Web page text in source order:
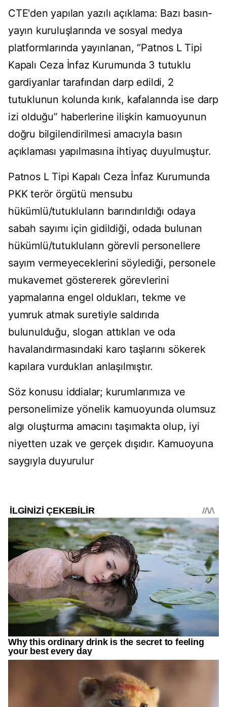
CTE'den yapılan yazılı açıklama: Bazı basın-
yayın kuruluşlarında ve sosyal medya
platformlarında yayınlanan, “Patnos L Tipi
Kapalı Ceza İnfaz Kurumunda 3 tutuklu
gardiyanlar tarafından darp edildi, 2
tutuklunun kolunda kırık, kafalarında ise darp
izi olduğu” haberlerine ilişkin kamuoyunun
doğru bilgilendirilmesi amacıyla basın
açıklaması yapılmasına ihtiyaç duyulmuştur.
Patnos L Tipi Kapalı Ceza İnfaz Kurumunda
PKK terör örgütü mensubu
hükümlü/tutukluların barındırıldığı odaya
sabah sayımı için gidildiği, odada bulunan
hükümlü/tutukluların görevli personellere
sayım vermeyeceklerini söylediği, personele
mukavemet göstererek görevlerini
yapmalarına engel oldukları, tekme ve
yumruk atmak suretiyle saldırıda
bulunulduğu, slogan attıkları ve oda
havalandırmasındaki karo taşlarını sökerek
kapılara vurdukları anlaşılmıştır.
Söz konusu iddialar; kurumlarımıza ve
personelimize yönelik kamuoyunda olumsuz
algı oluşturma amacını taşımakta olup, iyi
niyetten uzak ve gerçek dışıdır. Kamuoyuna
saygıyla duyurulur